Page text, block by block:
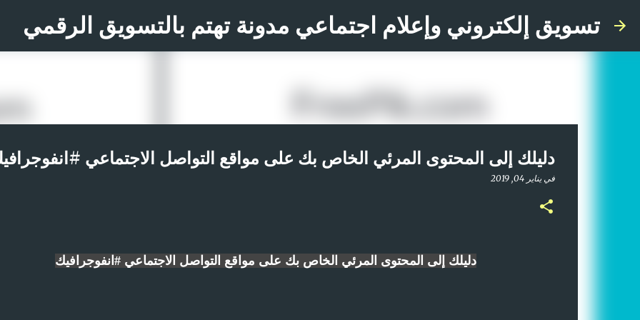
التخطي إلى المحتوى الرئيسي
تسويق إلكتروني وإعلام اجتماعي مدونة تهتم بالتسويق الرقمي
دليلك إلى المحتوى المرئي الخاص بك على مواقع التواصل الاجتماعي
فييناير 04, 2019
دليلك إلى المحتوى المرئي الخاص بك على مواقع التواصل الاجتماعي #انفوجرافيك